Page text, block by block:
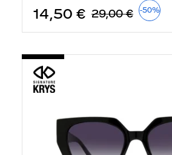
14,50 € 29,00 € -50%